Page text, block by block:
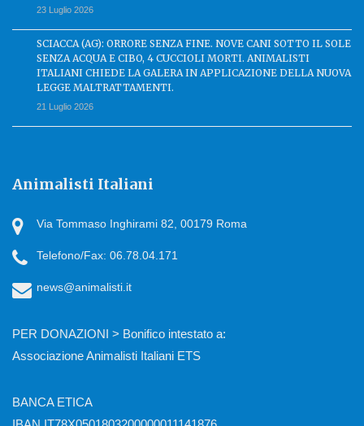
23 Luglio 2026
SCIACCA (AG): ORRORE SENZA FINE. NOVE CANI SOTTO IL SOLE
SENZA ACQUA E CIBO, 4 CUCCIOLI MORTI. ANIMALISTI
ITALIANI CHIEDE LA GALERA IN APPLICAZIONE DELLA NUOVA
LEGGE MALTRATTAMENTI.
21 Luglio 2026
Animalisti Italiani
Via Tommaso Inghirami 82, 00179 Roma
Telefono/Fax: 06.78.04.171
news@animalisti.it
PER DONAZIONI > Bonifico intestato a:
Associazione Animalisti Italiani ETS
BANCA ETICA